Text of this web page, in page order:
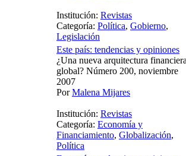
Institución: Revistas
Categoría: Política, Gobierno,
Legislación
Este país: tendencias y opiniones
¿Una nueva arquitectura financiera
global? Número 200, noviembre
2007
PorMalena Mijares
Institución: Revistas
Categoría: Economía y
Financiamiento, Globalización,
Política